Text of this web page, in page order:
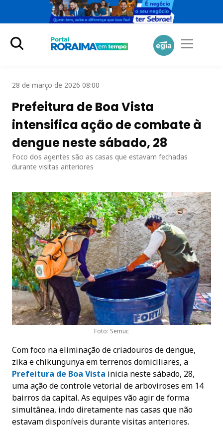
28 de março de 2026 08:00
Prefeitura de Boa Vista
intensifica ação de combate à
dengue neste sábado, 28
Foco dos agentes são as casas que estavam fechadas
durante visitas anteriores
Foto: Semuc
Com foco na eliminação de criadouros de dengue,
zika e chikungunya em terrenos domiciliares, a
Prefeitura de Boa Vista inicia neste sábado, 28,
uma ação de controle vetorial de arboviroses em 14
bairros da capital. As equipes vão agir de forma
simultânea, indo diretamente nas casas que não
estavam disponíveis durante visitas anteriores.